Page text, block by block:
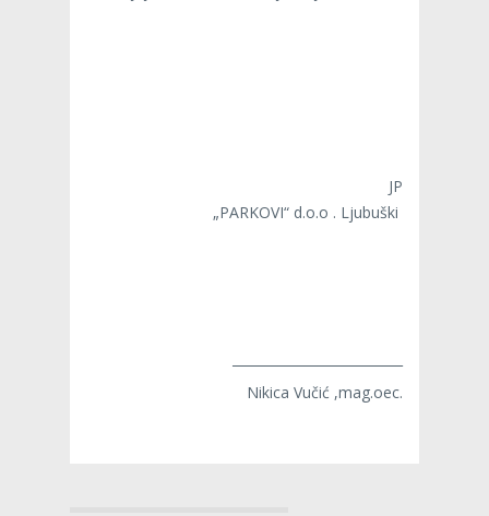
JP
„PARKOVI“ d.o.o . Ljubuški
Nikica Vučić ,mag.oec.